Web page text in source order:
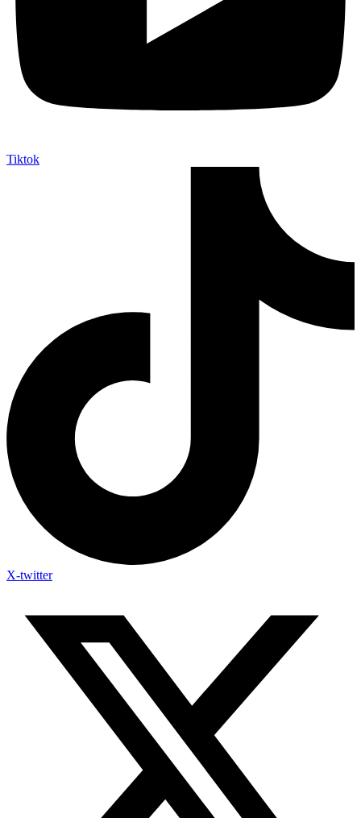
Tiktok
X-twitter